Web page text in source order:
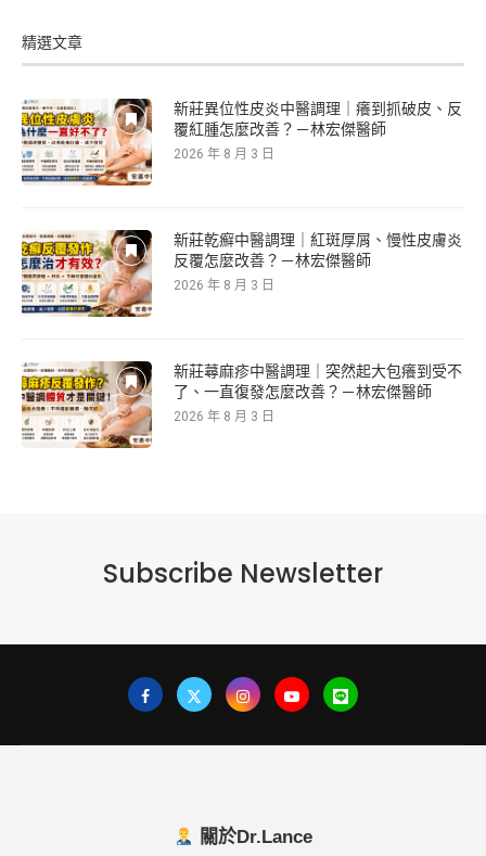
精選文章
新莊異位性皮炎中醫調理｜癢到抓破皮、反
覆紅腫怎麼改善？－林宏傑醫師
2026 年 8 月 3 日
新莊乾癬中醫調理｜紅斑厚屑、慢性皮膚炎
反覆怎麼改善？－林宏傑醫師
2026 年 8 月 3 日
新莊蕁麻疹中醫調理｜突然起大包癢到受不
了、一直復發怎麼改善？－林宏傑醫師
2026 年 8 月 3 日
Subscribe Newsletter
關於Dr.Lance